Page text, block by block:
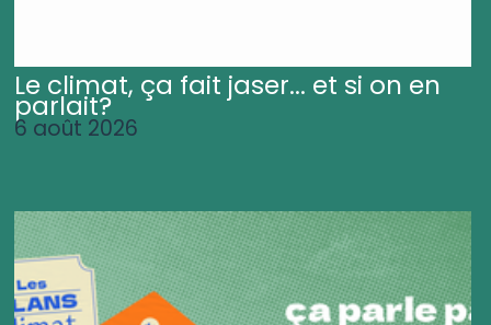
Le climat, ça fait jaser... et si on en
parlait?
6 août 2026